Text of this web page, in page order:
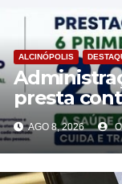
ALCINÓPOLIS
presta
de 2026
AGO 8, 2026 O